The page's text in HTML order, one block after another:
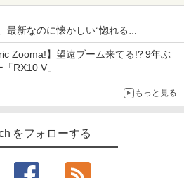
最新なのに懐かしい“惚れる
DS-TC52B」を聴く
Zooma!】望遠ブーム来てる!? 9年ぶ
RX10 V」
もっと見る
をフォローする